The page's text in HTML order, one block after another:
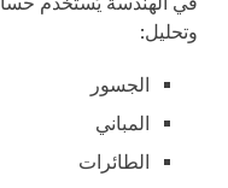
وتحليل:
الجسور
المباني
الطائرات